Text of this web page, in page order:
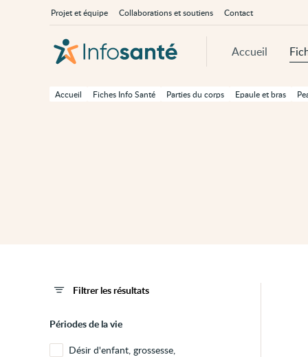
Accueil Fiches Info Santé Parties du corps Epaule et bras
principale
Accueil
À
propos
Projet et équipe Collaborations et soutiens Contact
Filtrer les résultats
Périodes de la vie
Désir d'enfant, grossesse,